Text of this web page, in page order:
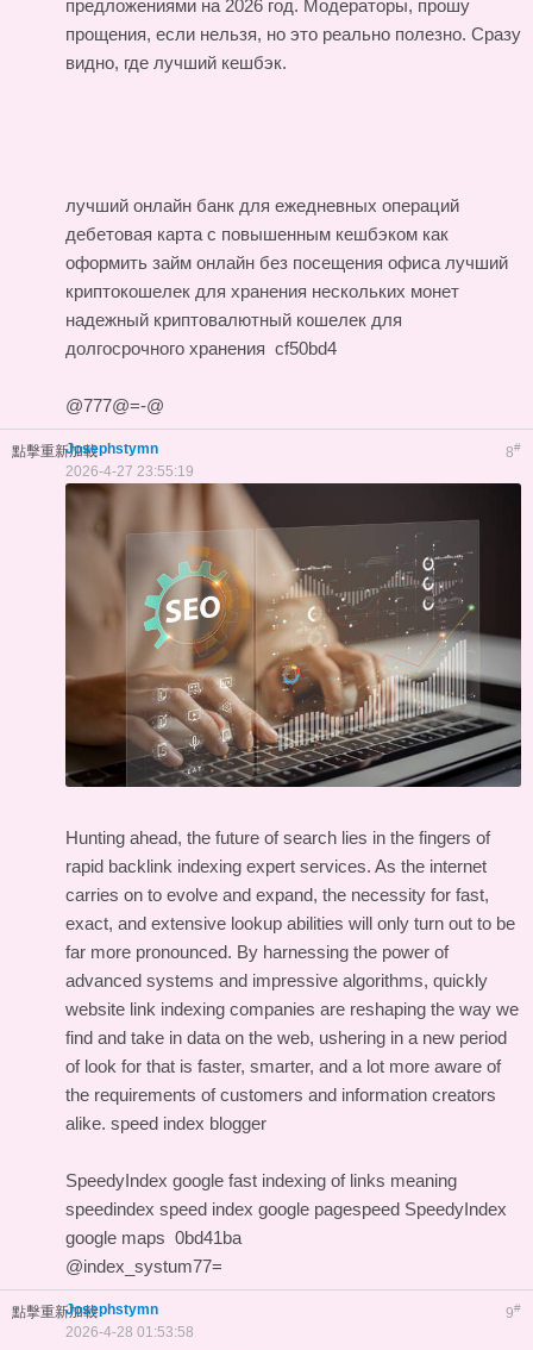
предложениями на 2026 год. Модераторы, прошу
прощения, если нельзя, но это реально полезно. Сразу
видно, где лучший кешбэк.
лучший онлайн банк для ежедневных операций
дебетовая карта с повышенным кешбэком как
оформить займ онлайн без посещения офиса лучший
криптокошелек для хранения нескольких монет
надежный криптовалютный кошелек для
долгосрочного хранения cf50bd4
@777@=-@
點擊重新加載 8#
Josephstymn
2026-4-27 23:55:19
Hunting ahead, the future of search lies in the fingers of
rapid backlink indexing expert services. As the internet
carries on to evolve and expand, the necessity for fast,
exact, and extensive lookup abilities will only turn out to be
far more pronounced. By harnessing the power of
advanced systems and impressive algorithms, quickly
website link indexing companies are reshaping the way we
find and take in data on the web, ushering in a new period
of look for that is faster, smarter, and a lot more aware of
the requirements of customers and information creators
alike. speed index blogger
SpeedyIndex google fast indexing of links meaning
speedindex speed index google pagespeed SpeedyIndex
google maps 0bd41ba
@index_systum77=
點擊重新加載 9#
Josephstymn
2026-4-28 01:53:58